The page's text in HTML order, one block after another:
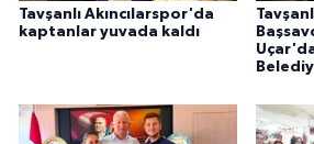
Tavşanlı Akıncılarspor'da
kaptanlar yuvada kaldı